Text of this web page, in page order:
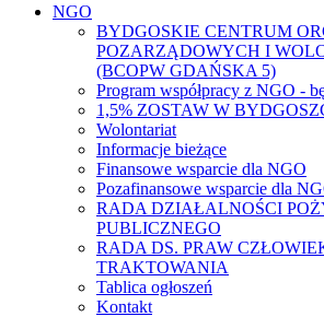
NGO
BYDGOSKIE CENTRUM
POZARZĄDOWYCH I
(BCOPW GDAŃSKA 5)
Program współpracy z NGO -
1,5% ZOSTAW W
Wolontariat
Informacje bieżące
Finansowe wsparcie dla NGO
Pozafinansowe wsparcie dla
RADA DZIAŁALNOŚCI
PUBLICZNEGO
RADA DS. PRAW
TRAKTOWANIA
Tablica ogłoszeń
Kontakt